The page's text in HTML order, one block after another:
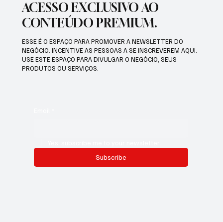
ACESSO EXCLUSIVO AO
CONTEÚDO PREMIUM.
ESSE É O ESPAÇO PARA PROMOVER A NEWSLETTER DO
NEGÓCIO. INCENTIVE AS PESSOAS A SE INSCREVEREM AQUI.
USE ESTE ESPAÇO PARA DIVULGAR O NEGÓCIO, SEUS
PRODUTOS OU SERVIÇOS.
Subscribe